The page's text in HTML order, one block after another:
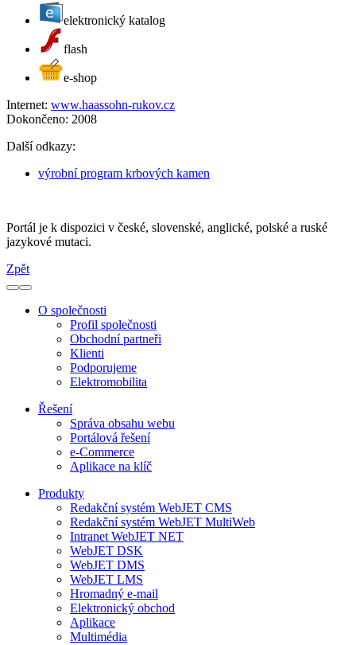
elektronický katalog
flash
e-shop
Internet: www.haassohn-rukov.cz
Dokončeno: 2008
Další odkazy:
výrobní program krbových kamen
Portál je k dispozici v české, slovenské, anglické, polské a ruské
jazykové mutaci.
Zpět
O společnosti
Profil společnosti
Obchodní partneři
Klienti
Podporujeme
Elektromobilita
Řešení
Správa obsahu webu
Portálová řešení
e-Commerce
Aplikace na klíč
Produkty
Redakční systém WebJET CMS
Redakční systém WebJET MultiWeb
Intranet WebJET NET
WebJET DSK
WebJET DMS
WebJET LMS
Hromadný e-mail
Elektronický obchod
Aplikace
Multimédia